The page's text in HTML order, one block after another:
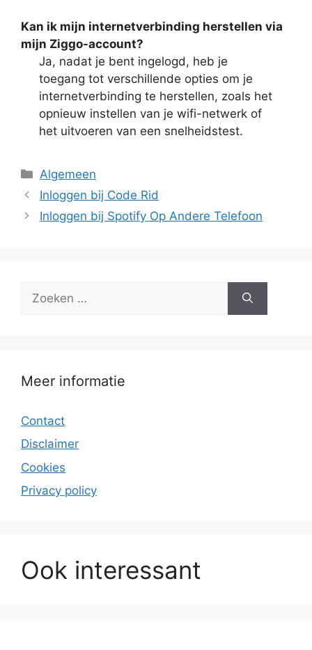
Kan ik mijn internetverbinding herstellen via
mijn Ziggo-account?
Ja, nadat je bent ingelogd, heb je
toegang tot verschillende opties om je
internetverbinding te herstellen, zoals het
opnieuw instellen van je wifi-netwerk of
het uitvoeren van een snelheidstest.
Categorieën
Algemeen
Inloggen bij Code Rid
Inloggen bij Spotify Op Andere Telefoon
naar:
Meer informatie
Contact
Disclaimer
Cookies
Privacy policy
Ook interessant